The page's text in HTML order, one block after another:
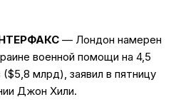
— Лондон намерен
военной помощи на 4,5
млрд), заявил в пятницу
Джон Хили.